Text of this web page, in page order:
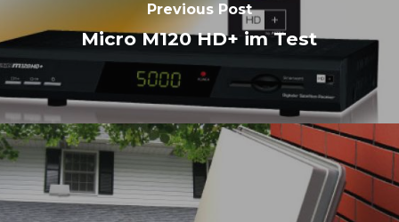
Previous Post
Micro M120 HD+ im Test